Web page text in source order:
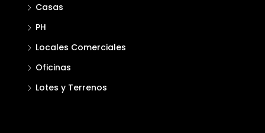
Casas
PH
Locales Comerciales
Oficinas
Lotes y Terrenos